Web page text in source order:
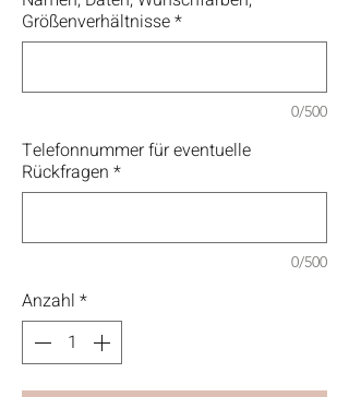
Größenverhältnisse*
0/500
Telefonnummer für eventuelle
Rückfragen *
0/500
Anzahl *